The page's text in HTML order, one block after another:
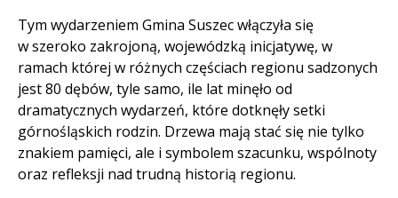
Tym wydarzeniem Gmina Suszec włączyła się
w szeroko zakrojoną, wojewódzką inicjatywę, w
ramach której w różnych częściach regionu sadzonych
jest 80 dębów, tyle samo, ile lat minęło od
dramatycznych wydarzeń, które dotknęły setki
górnośląskich rodzin. Drzewa mają stać się nie tylko
znakiem pamięci, ale i symbolem szacunku, wspólnoty
oraz refleksji nad trudną historią regionu.